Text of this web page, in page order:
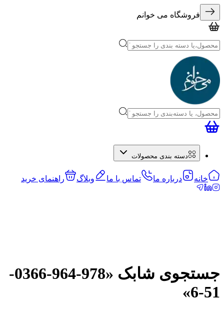
فروشگاه می خوانم
دسته بندی محصولات
خانه درباره ما تماس با ما وبلاگ راهنمای خرید
جستجوی شابک «
978-964-0366-
51-6
»